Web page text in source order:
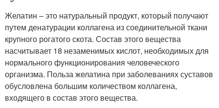
Желатин – это натуральный продукт, который получают
путем денатурации коллагена из соединительной ткани
крупного рогатого скота. Состав этого вещества
насчитывает 18 незаменимых кислот, необходимых для
нормального функционирования человеческого
организма. Польза желатина при заболеваниях суставов
обусловлена большим количеством коллагена,
входящего в состав этого вещества.